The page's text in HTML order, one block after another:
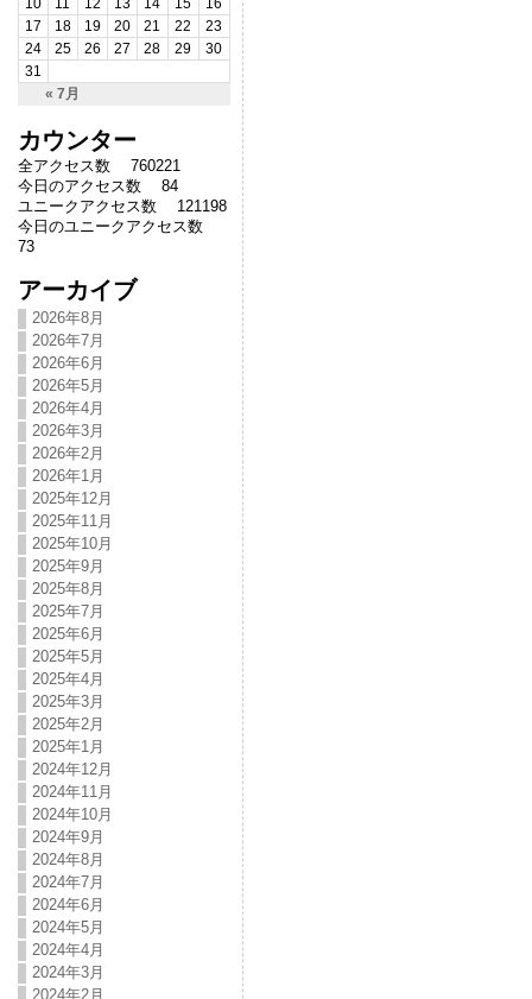
« 7月
10
11 12 13 14 15
16
17
18 19 20 21 22
23
24
25 26 27 28 29
30
31
カウンター
全アクセス数 760221
今日のアクセス数 84
ユニークアクセス数 121198
今日のユニークアクセス数
73
アーカイブ
2026年8月
2026年7月
2026年6月
2026年5月
2026年4月
2026年3月
2026年2月
2026年1月
2025年12月
2025年11月
2025年10月
2025年9月
2025年8月
2025年7月
2025年6月
2025年5月
2025年4月
2025年3月
2025年2月
2025年1月
2024年12月
2024年11月
2024年10月
2024年9月
2024年8月
2024年7月
2024年6月
2024年5月
2024年4月
2024年3月
2024年2月